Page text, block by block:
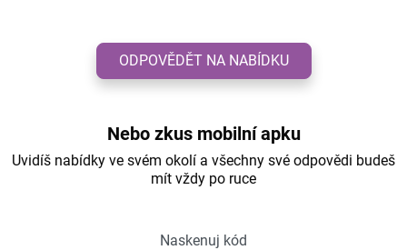
ODPOVĚDĚT NA NABÍDKU
Nebo zkus mobilní apku
Uvidíš nabídky ve svém okolí a všechny své odpovědi budeš
mít vždy po ruce
Naskenuj kód